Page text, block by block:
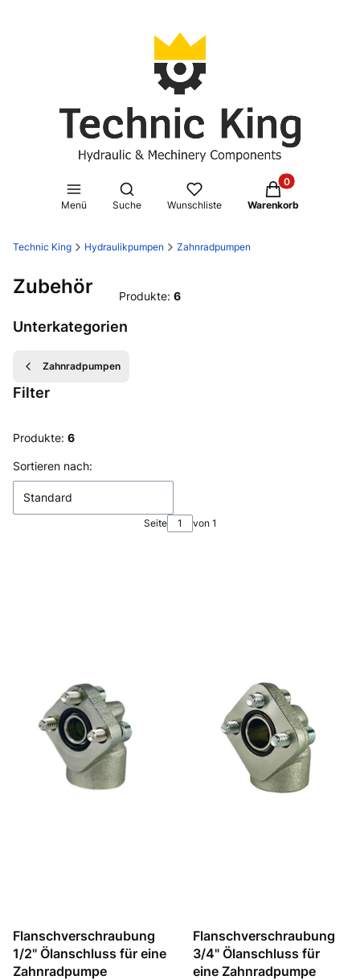
Menü
Suchmaschine öffnen
Suche Wunschliste
Produkte im
Warenkorb
Technic King Hydraulikpumpen Zahnradpumpen
Zubehör Produkte: 6
Unterkategorien
Zahnradpumpen
Filter
Ende der Filter
Produkte: 6
Produktliste
Sortieren nach:
Standard
Seite von 1
Flanschverschraubung
1/2" Ölanschluss für eine
Zahnradpumpe
Flanschverschraubung
3/4" Ölanschluss für
eine Zahnradpumpe